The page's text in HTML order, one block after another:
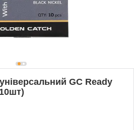
GC Ready